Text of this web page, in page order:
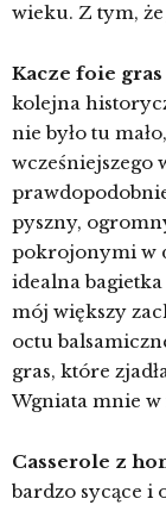
wieku. Z tym,
Kacze foie
kolejna
nie było tu
wcześniejszego
pyszny,
pokrojonymi w
idealna
mój większy
octu
gras, które
Wgniata mnie w
Casserole z
bardzo sycące i